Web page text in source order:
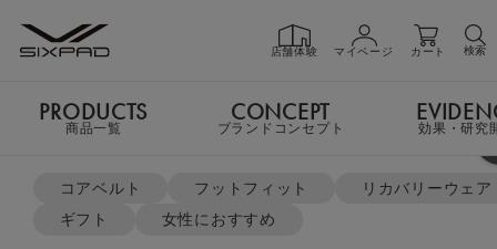
店舗体験 マイページ カート 検索
PRODUCTS 商品一覧
GIFT ギフト
よく検索されているキーワード
コアベルト フットフィット
リカバリーウェア
ギフト
女性におすすめ
PRODUCTS
商品一覧
CONCEPT
ブランドコンセプト 効果・研究
筋膜リリースの効果